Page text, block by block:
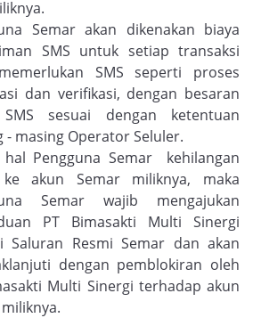
Semar akan dikenakan biaya
SMS untuk setiap transaksi
SMS seperti proses
dan verifikasi, dengan besaran
sesuai dengan ketentuan
- masing Operator Seluler.
hal Pengguna Semar kehilangan
ke akun Semar miliknya, maka
Semar wajib mengajukan
PT Bimasakti Multi Sinergi
Saluran Resmi Semar dan akan
dengan pemblokiran oleh
Multi Sinergi terhadap akun